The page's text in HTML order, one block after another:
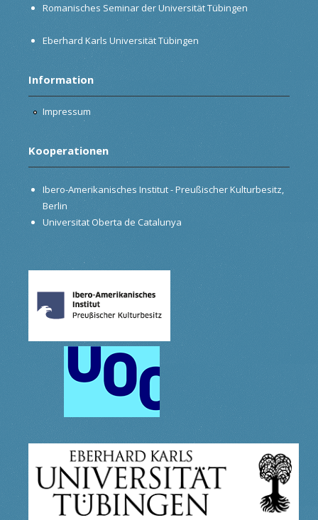
Romanisches Seminar der Universität Tübingen
Eberhard Karls Universität Tübingen
Information
Impressum
Kooperationen
Ibero-Amerikanisches Institut - Preußischer Kulturbesitz,
Berlin
Universitat Oberta de Catalunya